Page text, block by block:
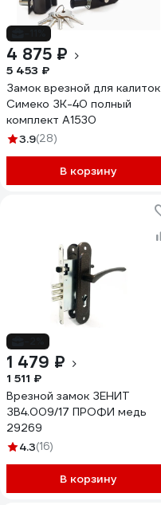
4 875 ₽
5 453 ₽
Замок врезной для калиток
Симеко ЗК-40 полный
комплект А1530
3.9(28)
В корзину
1 479 ₽
1 511 ₽
Врезной замок ЗЕНИТ
ЗВ4.009/17 ПРОФИ медь
29269
4.3(16)
В корзину